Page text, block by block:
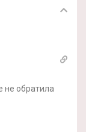
не обратила